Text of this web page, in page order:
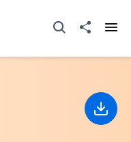
打开搜寻器分享至
下载